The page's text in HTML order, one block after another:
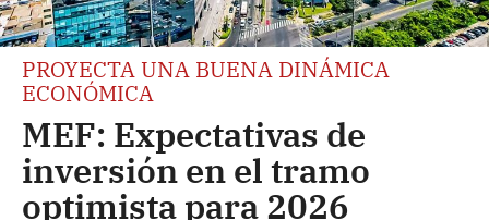
PROYECTA UNA BUENA DINÁMICA
ECONÓMICA
MEF: Expectativas de
inversión en el tramo
optimista para 2026